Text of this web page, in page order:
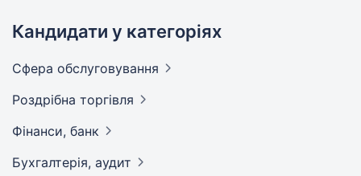
Кандидати у категоріях
Сфера обслуговування
Роздрібна торгівля
Фінанси, банк
Бухгалтерія, аудит